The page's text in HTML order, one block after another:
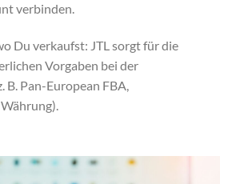
verbinden.
Du verkaufst: JTL sorgt für die
Vorgaben bei der
B. Pan-European FBA,